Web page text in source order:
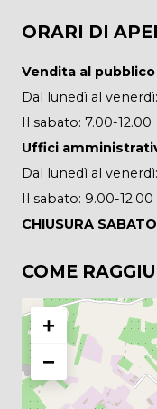
ORARI DI
Vendita al
Dal lunedì al
Il sabato: 7.00-12.00
Uffici
Dal lunedì al
Il sabato: 9.00-12.00
CHIUSURA
COME
+
−